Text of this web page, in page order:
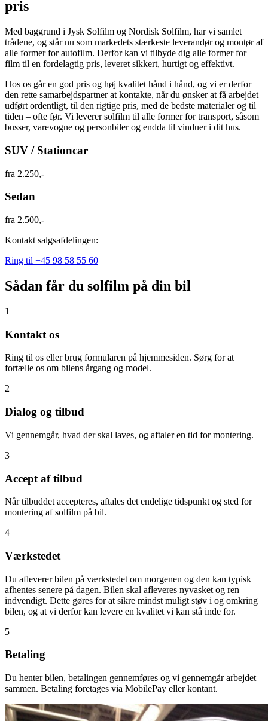
pris
Med baggrund i Jysk Solfilm og Nordisk Solfilm, har vi samlet
trådene, og står nu som markedets stærkeste leverandør og montør af
alle former for autofilm. Derfor kan vi tilbyde dig alle former for
film til en fordelagtig pris, leveret sikkert, hurtigt og effektivt.
Hos os går en god pris og høj kvalitet hånd i hånd, og vi er derfor
den rette samarbejdspartner at kontakte, når du ønsker at få arbejdet
udført ordentligt, til den rigtige pris, med de bedste materialer og til
tiden – ofte før. Vi leverer solfilm til alle former for transport, såsom
busser, varevogne og personbiler og endda til vinduer i dit hus.
SUV / Stationcar
fra 2.250,-
Sedan
fra 2.500,-
Kontakt salgsafdelingen:
Ring til +45 98 58 55 60
Sådan får du solfilm på din bil
1
Kontakt os
Ring til os eller brug formularen på hjemmesiden. Sørg for at
fortælle os om bilens årgang og model.
2
Dialog og tilbud
Vi gennemgår, hvad der skal laves, og aftaler en tid for montering.
3
Accept af tilbud
Når tilbuddet accepteres, aftales det endelige tidspunkt og sted for
montering af solfilm på bil.
4
Værkstedet
Du afleverer bilen på værkstedet om morgenen og den kan typisk
afhentes senere på dagen. Bilen skal afleveres nyvasket og ren
indvendigt. Dette gøres for at sikre mindst muligt støv i og omkring
bilen, og at vi derfor kan levere en kvalitet vi kan stå inde for.
5
Betaling
Du henter bilen, betalingen gennemføres og vi gennemgår arbejdet
sammen. Betaling foretages via MobilePay eller kontant.